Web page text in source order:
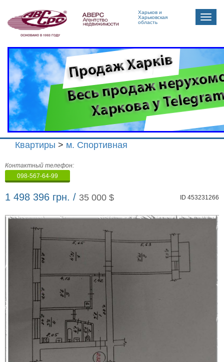
Харьков и
Харьковская
область
Toggle
Квартиры > м. Спортивная
Агенство
недвижимости
"Аверс"
Контактный телефон:
098-567-64-99
1 498 396 грн. / 35 000 $ ID 453231266